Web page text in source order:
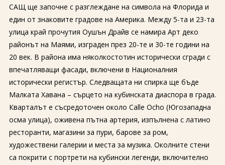
САЩ ще започне с разглеждане на символа на Флорида и
един от знаковите градове на Америка. Между 5-та и 23-та
улица край прочутия Оушън Драйв се намира Арт деко
районът на Маями, изграден през 20-те и 30-те години на
20 век. В района има няколкостотин исторически сгради с
впечатляващи фасади, включени в Националния
исторически регистър. Следващата ни спирка ще бъде
Малката Хавана – сърцето на кубинската диаспора в града.
Кварталът е съсредоточен около Calle Ocho (Югозападна
осма улица), оживена пътна артерия, изпълнена с латино
ресторанти, магазини за пури, барове за ром,
художествени галерии и места за музика. Околните стени
са покрити с портрети на кубински легенди, включително